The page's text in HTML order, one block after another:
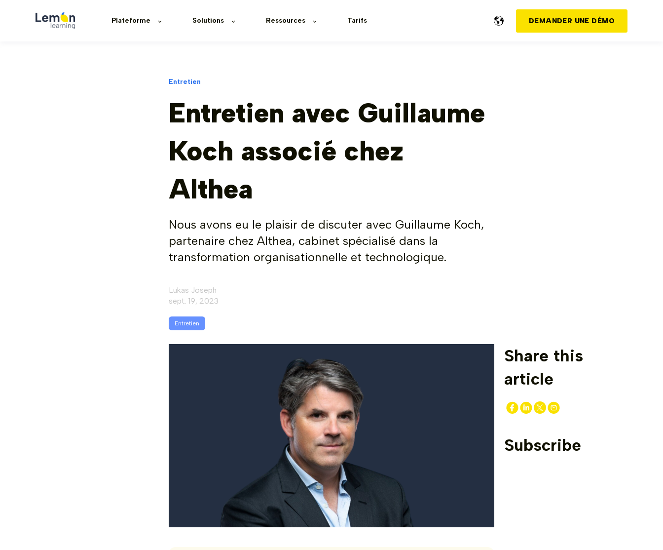
Plateforme Solutions Ressources Tarifs DEMANDER UNE DÉMO
Entretien
Entretien avec Guillaume
Koch associé chez
Althea
Nous avons eu le plaisir de discuter avec Guillaume Koch,
partenaire chez Althea, cabinet spécialisé dans la
transformation organisationnelle et technologique.
Lukas Joseph
sept. 19, 2023
Entretien
Share this
article
Subscribe